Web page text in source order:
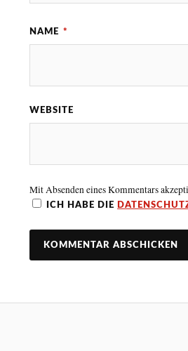
NAME *
WEBSITE
Mit Absenden eines Kommentars
ICH HABE DIE